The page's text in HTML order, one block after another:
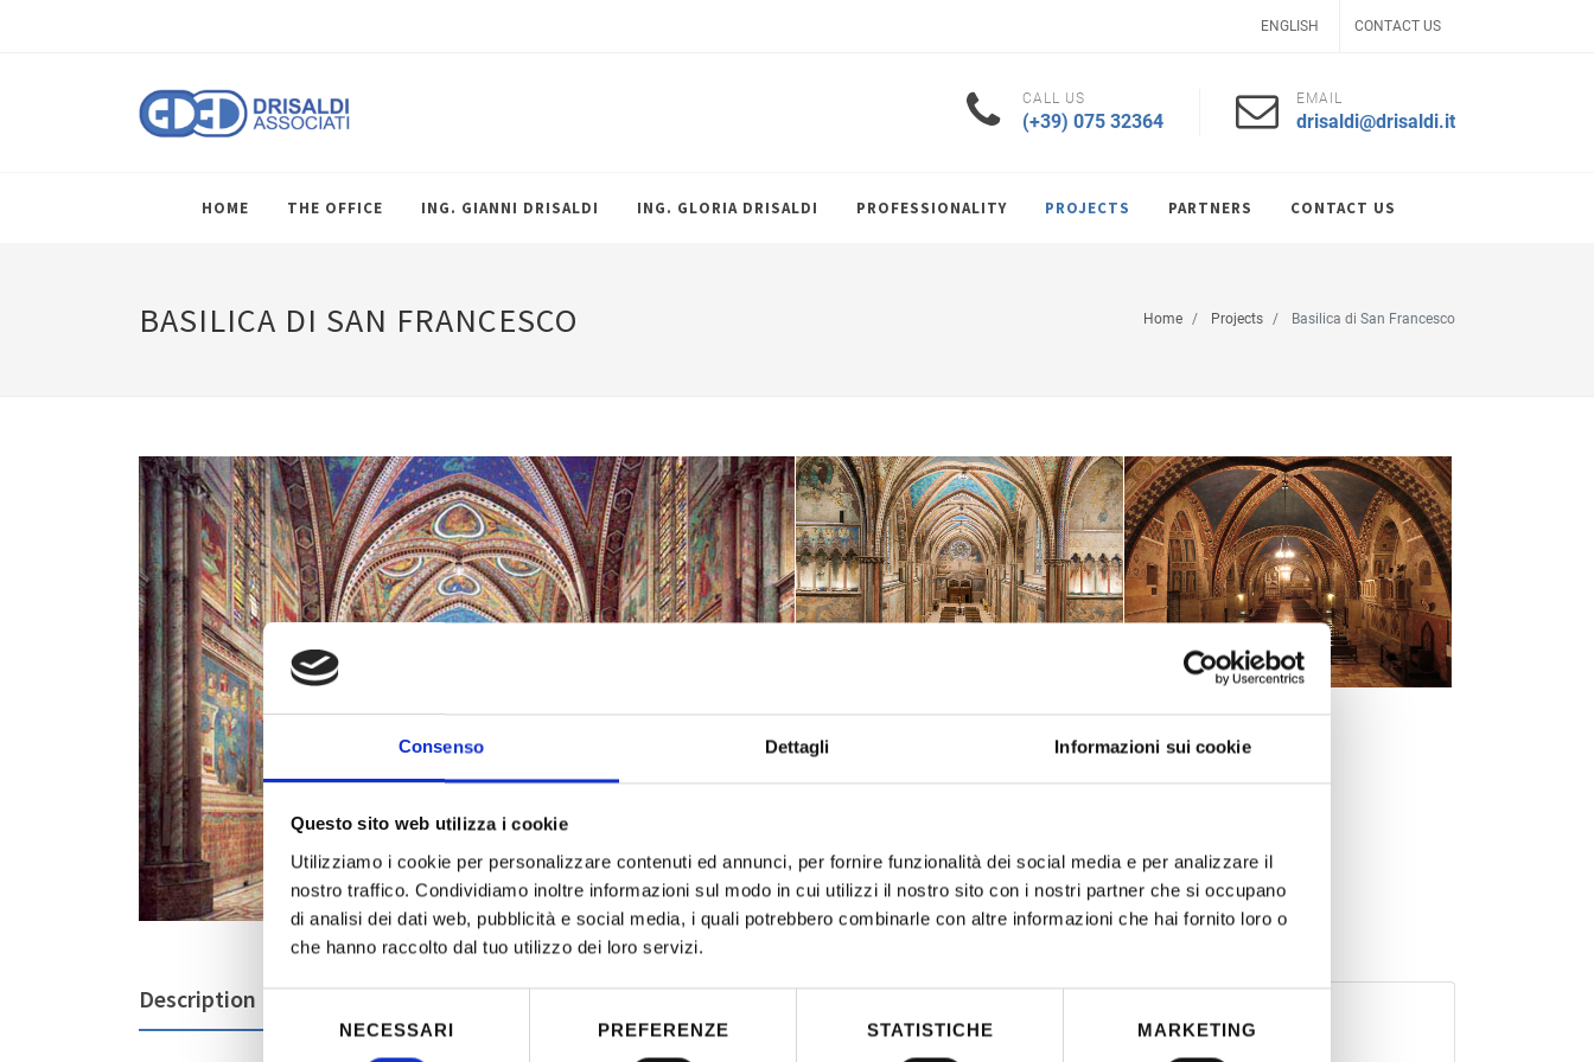
Consenso Dettagli Informazioni sui cookie
Questo sito web utilizza i cookie
Utilizziamo i cookie per personalizzare contenuti ed annunci, per fornire funzionalità dei social media e per analizzare il
nostro traffico. Condividiamo inoltre informazioni sul modo in cui utilizzi il nostro sito con i nostri partner che si occupano
di analisi dei dati web, pubblicità e social media, i quali potrebbero combinarle con altre informazioni che hai fornito loro o
che hanno raccolto dal tuo utilizzo dei loro servizi.
del
NECESSARI PREFERENZE STATISTICHE MARKETING
ENGLISH CONTACT US
CALL US
(+39) 075 32364
EMAIL
drisaldi@drisaldi.it
HOME THE OFFICE ING. GIANNI DRISALDI ING. GLORIA DRISALDI PROFESSIONALITY PROJECTS PARTNERS CONTACT US
BASILICA DI SAN FRANCESCO Home Projects Basilica di San Francesco
Description
Custodia Generale del Sacro Convento